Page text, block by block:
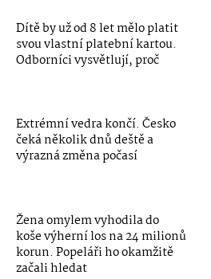
Dítě by už od 8 let mělo platit
svou vlastní platební kartou.
Odborníci vysvětlují, proč
Extrémní vedra končí. Česko
čeká několik dnů deště a
výrazná změna počasí
Žena omylem vyhodila do
koše výherní los na 24 milionů
korun. Popeláři ho okamžitě
začali hledat